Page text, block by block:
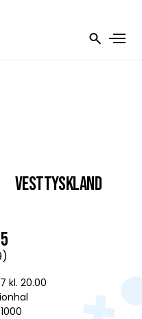
kl. 20.00
Vesttyskland